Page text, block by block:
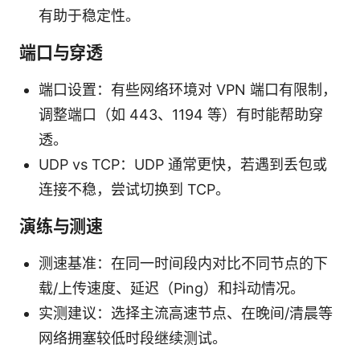
有助于稳定性。
端口与穿透
端口设置：有些网络环境对 VPN 端口有限制，
调整端口（如 443、1194 等）有时能帮助穿
透。
UDP vs TCP：UDP 通常更快，若遇到丢包或
连接不稳，尝试切换到 TCP。
演练与测速
测速基准：在同一时间段内对比不同节点的下
载/上传速度、延迟（Ping）和抖动情况。
实测建议：选择主流高速节点、在晚间/清晨等
网络拥塞较低时段继续测试。